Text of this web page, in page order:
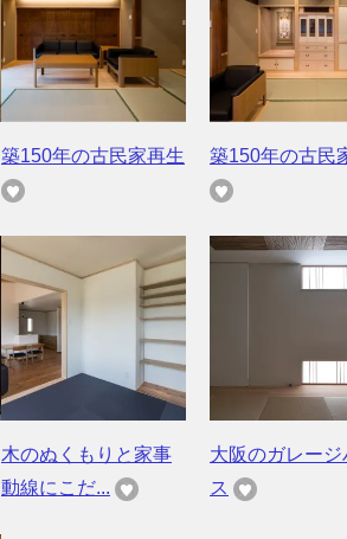
築150年の古民家再生 築150年の古民
木のぬくもりと家事
動線にこだ...
大阪のガレージ
ス